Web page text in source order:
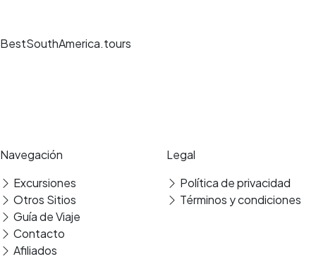
Traslado
BestSouthAmerica.tours
Navegación
Excursiones
Otros Sitios
Guía de Viaje
Contacto
Afiliados
Legal
Política de privacidad
Términos y condiciones